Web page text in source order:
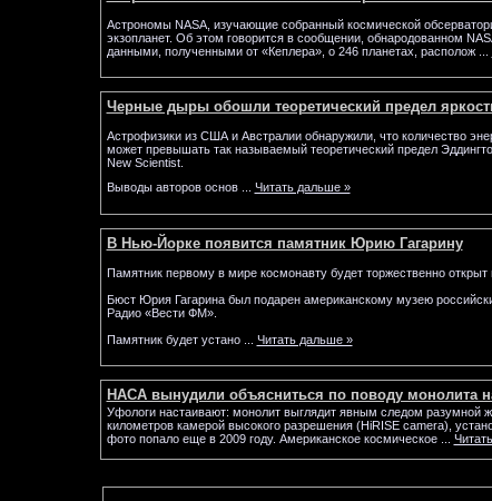
Астрономы NASA, изучающие собранный космической
экзопланет. Об этом говорится в сообщении, обнародованном
данными, полученными от «Кеплера», о 246 планетах, располож
Черные дыры обошли теоретический предел
Астрофизики из США и Австралии обнаружили, что количество
может превышать так называемый теоретический предел
New Scientist.
Выводы авторов основ
Читать дальше »
В Нью-Йорке появится памятник Юрию Гагарину
Памятник первому в мире космонавту будет торжественно
Бюст Юрия Гагарина был подарен американскому музею
Радио «Вести ФМ».
Памятник будет устано
Читать дальше »
НАСА вынудили объясниться по поводу монолита
Уфологи настаивают: монолит выглядит явным следом
километров камерой высокого разрешения (HiRISE camera),
фото попало еще в 2009 году. Американское космическое